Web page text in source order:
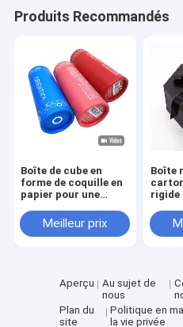
Produits Recommandés
Boîte de cube en
forme de coquille en
papier pour une
pot en tube bougie
cadeau bouteille en
Meilleur prix
Boîte
rigide
Aperçu
Au sujet de
nous
Plan du
site
Politique en
la vie privée